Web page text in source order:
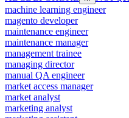
machine learning engineer
magento developer
maintenance engineer
maintenance manager
management trainee
managing director
manual QA engineer
market access manager
market analyst
marketing analyst